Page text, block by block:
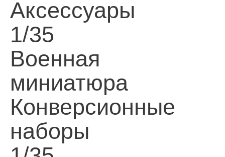
Аксессуары
1/35
Военная
миниатюра
Конверсионные
наборы